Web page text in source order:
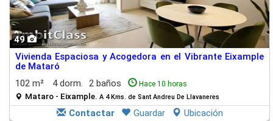
49
Vivienda Espaciosa y Acogedora en el Vibrante Eixample
de Mataró
102 m²
4 dorm. 2 baños Hace 10 horas
Mataro - Eixample. A 4 Kms. de Sant Andreu De Llavaneres
Contactar Guardar Ubicación